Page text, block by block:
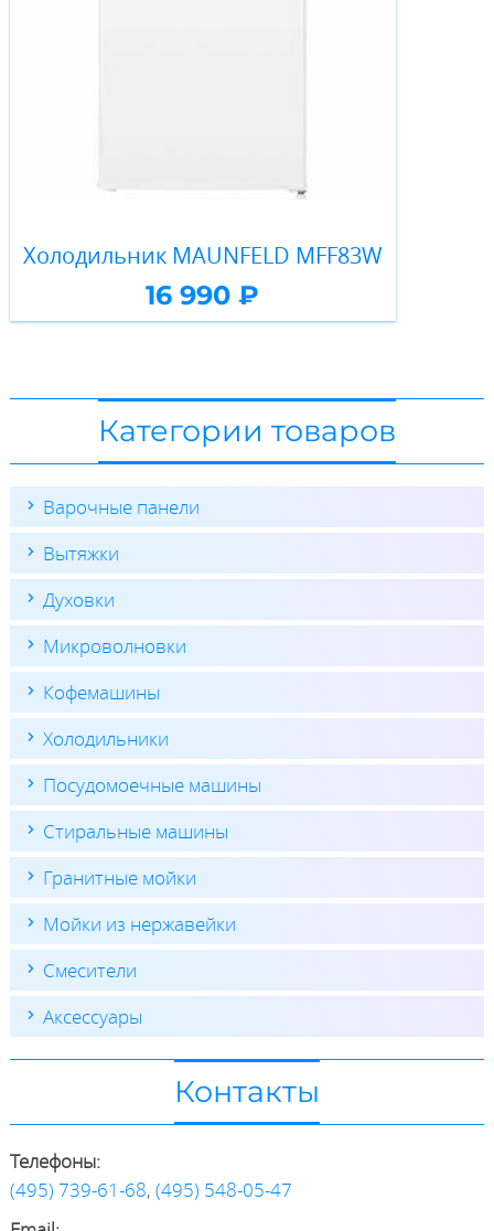
Холодильник MAUNFELD MFF83W
16 990 ₽
Категории товаров
Варочные панели
Вытяжки
Духовки
Микроволновки
Кофемашины
Холодильники
Посудомоечные машины
Стиральные машины
Гранитные мойки
Мойки из нержавейки
Смесители
Аксессуары
Контакты
Телефоны:
(495) 739-61-68, (495) 548-05-47